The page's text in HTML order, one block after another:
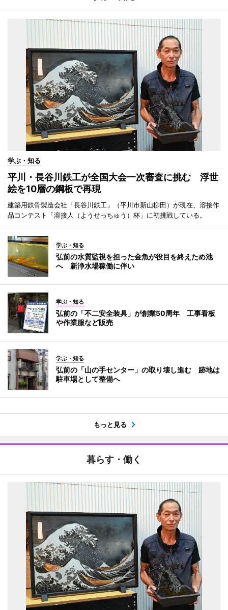
学ぶ・知る
平川・長谷川鉄工が全国大会一次審査に挑む 浮世
絵を10層の鋼板で再現
建築用鉄骨製造会社「長谷川鉄工」（平川市新山柳田）が現在、溶接作
品コンテスト「溶接人（ようせっちゅう）杯」に初挑戦している。
学ぶ・知る
弘前の水質監視を担った金魚が役目を終えため池
へ 新浄水場稼働に伴い
学ぶ・知る
弘前の「不二安全装具」が創業50周年 工事看板
や作業服など販売
学ぶ・知る
弘前の「山の手センター」の取り壊し進む 跡地は
駐車場として整備へ
もっと見る
暮らす・働く